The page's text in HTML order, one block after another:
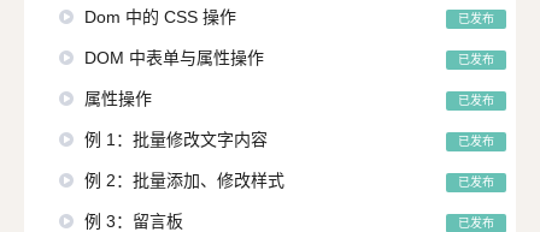
Dom 中的 CSS 操作 已发布
DOM 中表单与属性操作 已发布
属性操作 已发布
例 1：批量修改文字内容 已发布
例 2：批量添加、修改样式 已发布
例 3：留言板 已发布